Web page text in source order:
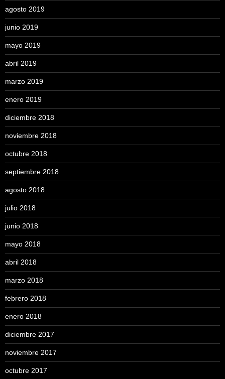
agosto 2019
junio 2019
mayo 2019
abril 2019
marzo 2019
enero 2019
diciembre 2018
noviembre 2018
octubre 2018
septiembre 2018
agosto 2018
julio 2018
junio 2018
mayo 2018
abril 2018
marzo 2018
febrero 2018
enero 2018
diciembre 2017
noviembre 2017
octubre 2017